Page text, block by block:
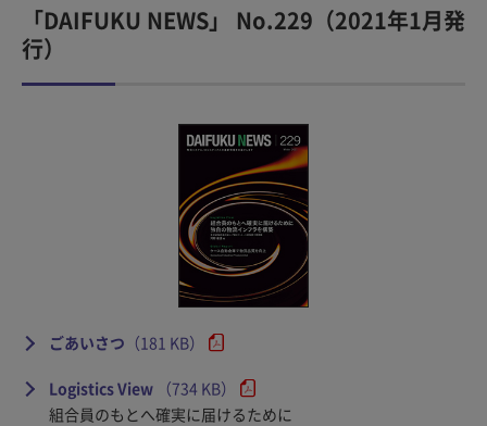
「DAIFUKU NEWS」 No.229（2021年1月発
行）
ごあいさつ （181 KB）
Logistics View
（734 KB）
組合員のもとへ確実に届けるために